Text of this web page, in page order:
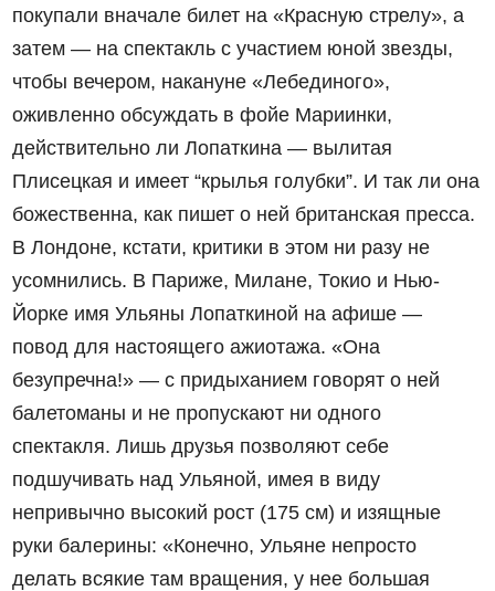
покупали вначале билет на «Красную стрелу», а
затем — на спектакль с участием юной звезды,
чтобы вечером, накануне «Лебединого»,
оживленно обсуждать в фойе Мариинки,
действительно ли Лопаткина — вылитая
Плисецкая и имеет “крылья голубки”. И так ли она
божественна, как пишет о ней британская пресса.
В Лондоне, кстати, критики в этом ни разу не
усомнились. В Париже, Милане, Токио и Нью-
Йорке имя Ульяны Лопаткиной на афише —
повод для настоящего ажиотажа. «Она
безупречна!» — с придыханием говорят о ней
балетоманы и не пропускают ни одного
спектакля. Лишь друзья позволяют себе
подшучивать над Ульяной, имея в виду
непривычно высокий рост (175 см) и изящные
руки балерины: «Конечно, Ульяне непросто
делать всякие там вращения, у нее большая